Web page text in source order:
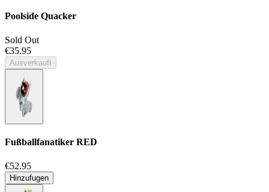
Poolside Quacker
Sold Out
€35.95
Ausverkauft
Fußballfanatiker RED
€52.95
Hinzufugen